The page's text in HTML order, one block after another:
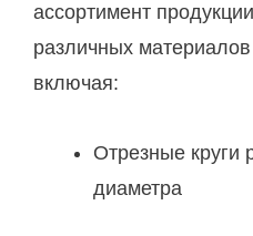
ассортимент
различных
включая:
Отрезные круги
диаметра